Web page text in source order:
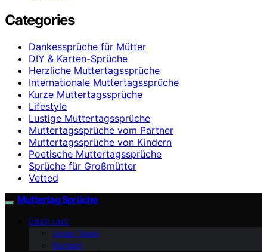
Categories
Dankessprüche für Mütter
DIY & Karten-Sprüche
Herzliche Muttertagssprüche
Internationale Muttertagssprüche
Kurze Muttertagssprüche
Lifestyle
Lustige Muttertagssprüche
Muttertagssprüche vom Partner
Muttertagssprüche von Kindern
Poetische Muttertagssprüche
Sprüche für Großmütter
Vetted
Muttertag Sprüche
ÜBER UNS
Unser Team
Kontakt